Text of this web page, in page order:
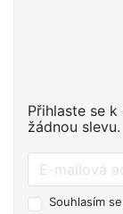
Přihlaste se
žádnou slevu.
Souhlasím